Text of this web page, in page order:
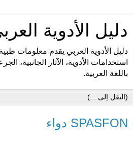
دليل الأدوية
دليل الأدوية العربي يقدم معلومات
استخدامات الأدوية، الآثار الجانبية،
باللغة العربية.
SPASFON دواء